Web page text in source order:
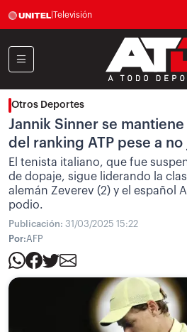
Televisión
Otros Deportes
Jannik Sinner se
del ranking ATP pese a no
El tenista italiano, que fue
de dopaje, sigue liderando la
alemán Zeverev (2) y el español
podio.
Publicación: 31/03/2025 15:22
Por:AFP